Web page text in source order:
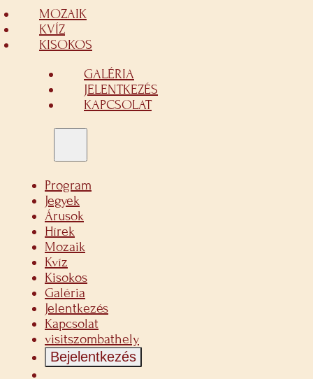
MOZAIK
KVÍZ
KISOKOS
GALÉRIA
JELENTKEZÉS
KAPCSOLAT
Program
Jegyek
Árusok
Hírek
Mozaik
Kvíz
Kisokos
Galéria
Jelentkezés
Kapcsolat
visitszombathely
Bejelentkezés